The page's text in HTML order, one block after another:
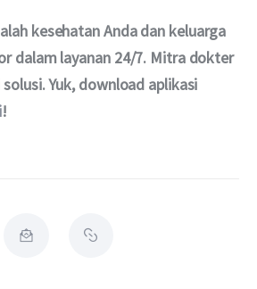
kesehatan Anda dan keluarga
dalam layanan 24/7. Mitra dokter
Yuk, download aplikasi
!